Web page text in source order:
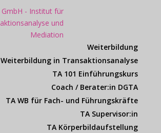
Weiterbildung
Weiterbildung in Transaktionsanalyse
TA 101 Einführungskurs
Coach / Berater:in DGTA
TA WB für Fach- und Führungskräfte
TA Supervisor:in
TA Körperbildaufstellung